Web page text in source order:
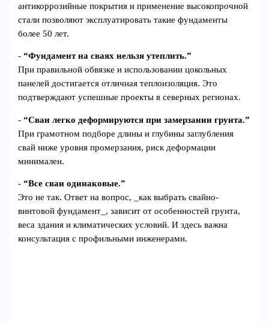
антикоррозийные покрытия и применение высокопрочной
стали позволяют эксплуатировать такие фундаменты
более 50 лет.
-“Фундамент на сваях нельзя утеплить.”
При правильной обвязке и использовании цокольных
панелей достигается отличная теплоизоляция. Это
подтверждают успешные проекты в северных регионах.
-“Сваи легко деформируются при замерзании грунта.”
При грамотном подборе длины и глубины заглубления
свай ниже уровня промерзания, риск деформации
минимален.
-“Все сваи одинаковые.”
Это не так. Ответ на вопрос, _как выбрать свайно-
винтовой фундамент_, зависит от особенностей грунта,
веса здания и климатических условий. И здесь важна
консультация с профильными инженерами.